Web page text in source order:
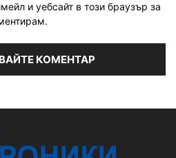
и уебсайт в този браузър за